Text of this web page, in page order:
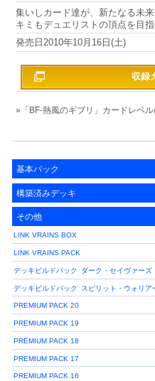
集いしカード達が、新たなる未来
キミもデュエリストの頂点を目指
2010年10月16日(土)
収録
「BF-熱風のギブリ」カードレベ
基本パック
構築済みデッキ
その他
LINK VRAINS BOX
LINK VRAINS PACK
デッキビルドパック ダーク・セイヴァーズ
デッキビルドパック スピリット・ウォリア
PREMIUM PACK 20
PREMIUM PACK 19
PREMIUM PACK 18
PREMIUM PACK 17
PREMIUM PACK 16